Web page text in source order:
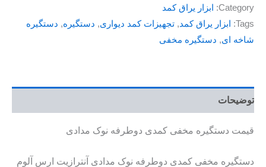
Category:
ابزار یراق کمد
Tags:
ابزار یراق کمد, تجهیزات کمد دیواری, دستگیره, دستگیره
شاخه ای, دستگیره مخفی
توضیحات
قیمت دستگیره مخفی کمدی دوطرفه نوک مدادی
دستگیره مخفی کمدی دوطرفه نوک مدادی آنترازیت ارس آلوم